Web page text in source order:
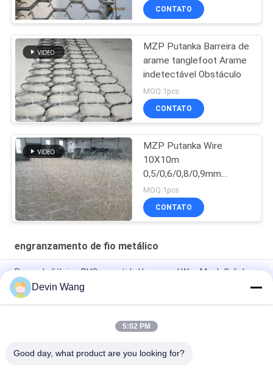
CONTATO
MZP Putanka Barreira de
arame tanglefoot Arame
indetectável Obstáculo
MOQ:1pcs
CONTATO
MZP Putanka Wire
10X10m
0,5/0,6/0,8/0,9mm
Diâmetro de aço de alta
resistência ao atrito
Rede de arame
MOQ:1pcs
CONTATO
engranzamento de fio metálico
Preço da fábrica PVC revestido Hexagonal Wire Mesh Galinha
Cage Wire Mesh
Rede de proteção hexagonal de aço galvanizado resistente
Obstáculo de baixa visibilidade de aço de 10 m de perímetro
Devin Wang
5:02 PM
Good day, what product are you looking for?